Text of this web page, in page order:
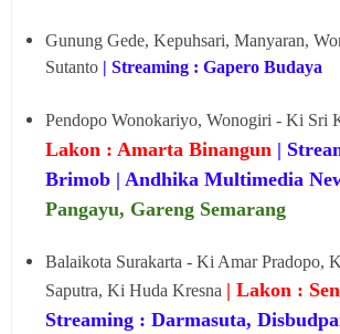
Gunung Gede, Kepuhsari, Manyaran,
Sutanto | Streaming : Gapero Budaya
Pendopo Wonokariyo, Wonogiri - Ki Sri
Lakon : Amarta Binangun |
Brimob | Andhika Multimedia
Pangayu, Gareng Semarang
Balaikota Surakarta - Ki Amar Pradopo,
Saputra, Ki Huda Kresna | Lakon :
Streaming : Darmasuta,